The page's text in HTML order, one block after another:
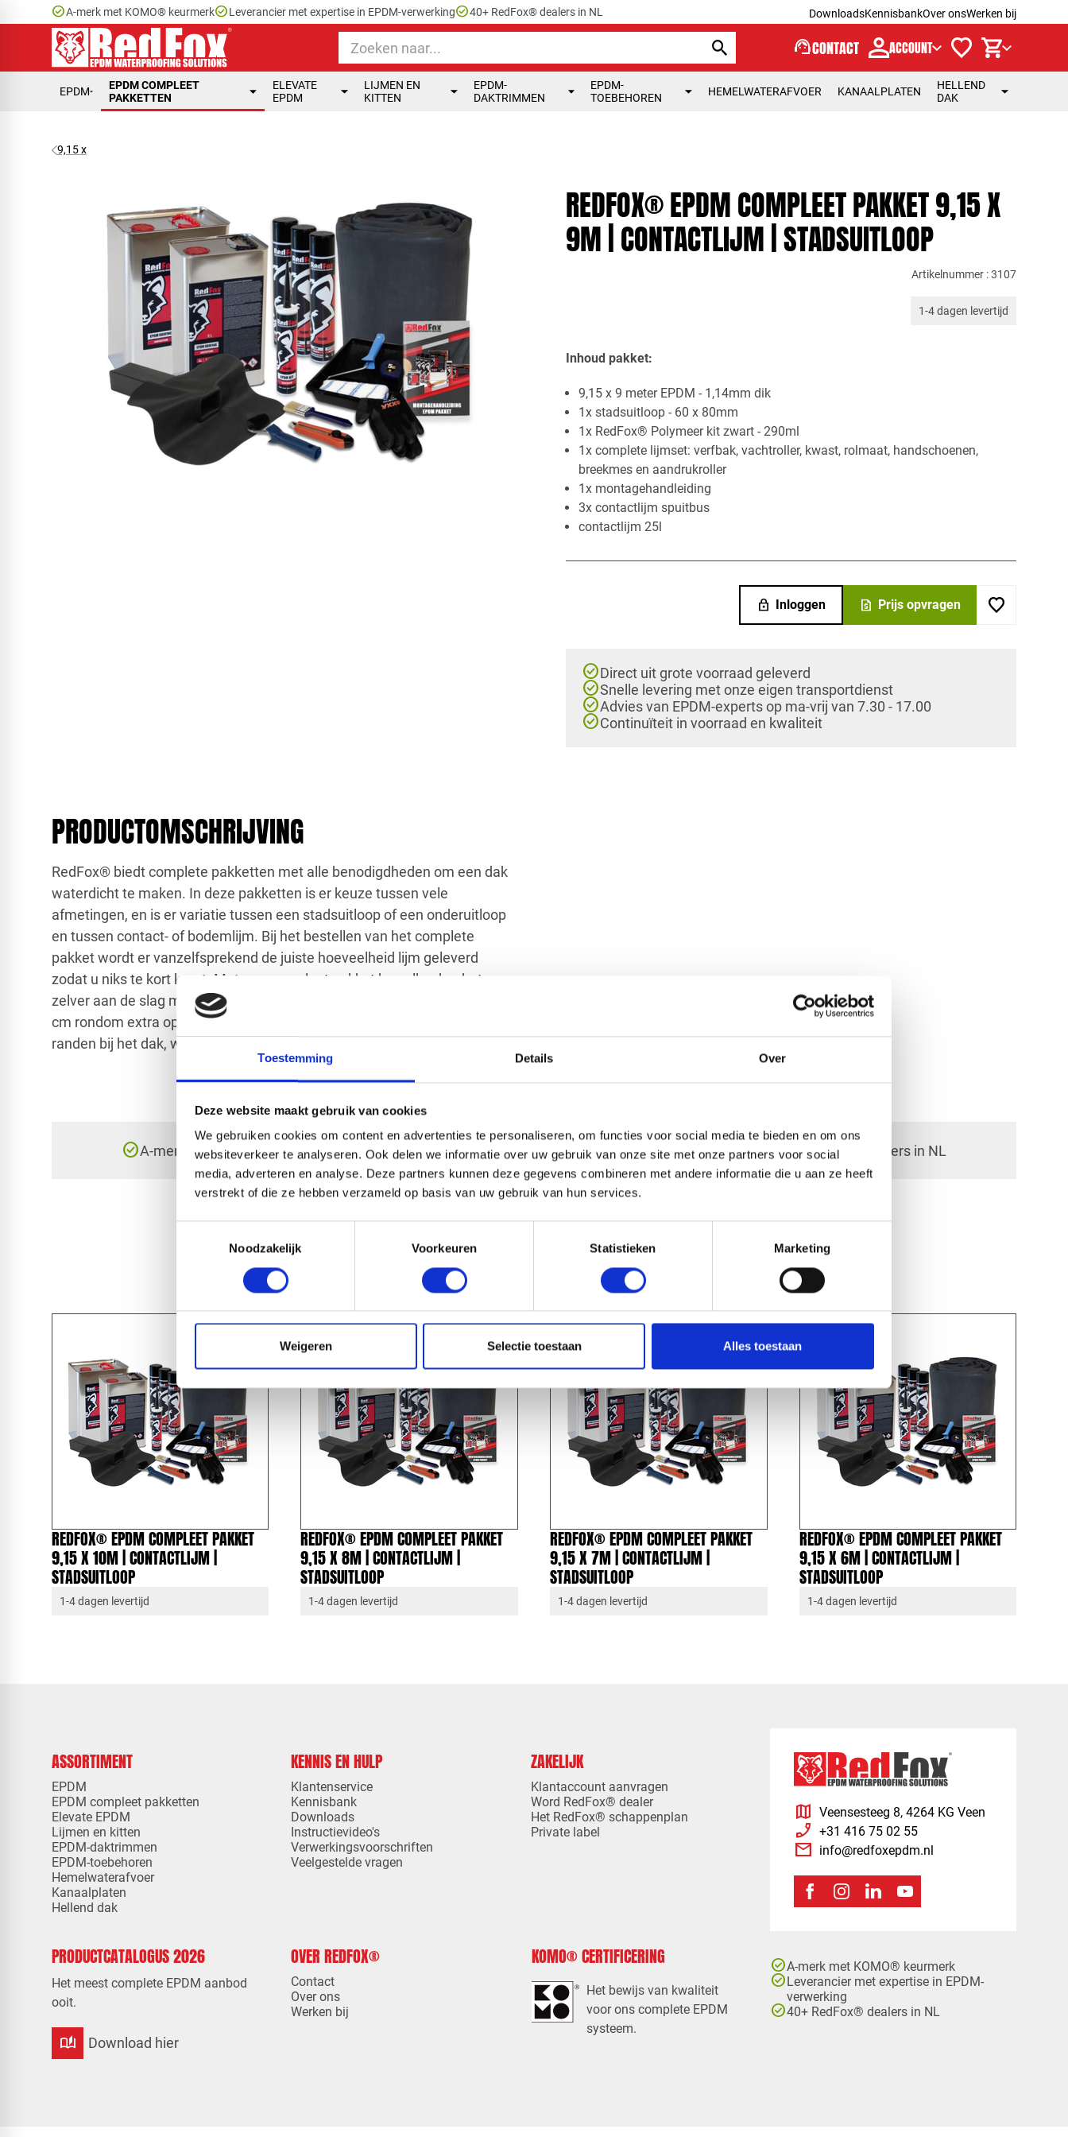
Toestemming Details Over
Deze website maakt gebruik van cookies
We gebruiken cookies om content en advertenties te personaliseren, om functies voor social media te bieden en om ons
websiteverkeer te analyseren. Ook delen we informatie over uw gebruik van onze site met onze partners voor social
media, adverteren en analyse. Deze partners kunnen deze gegevens combineren met andere informatie die u aan ze heeft
verstrekt of die ze hebben verzameld op basis van uw gebruik van hun services.
Noodzakelijk
Voorkeuren Statistieken Marketing
Weigeren Selectie toestaan Alles toestaan
check_circleA-merk met KOMO® keurmerkcheck_circleLeverancier met expertise in EPDM-verwerkingcheck_circle40+ RedFox® dealers in NL DownloadsKennisbankOver onsWerken bij
support_agentCONTACT ACCOUNT
EPDM
EPDM COMPLEET
PAKKETTEN
ELEVATE
EPDM
LIJMEN EN
KITTEN
EPDM-
DAKTRIMMEN
EPDM-
TOEBEHOREN
HEMELWATERAFVOER KANAALPLATEN
HELLEND
DAK
9,15 x
REDFOX® EPDM COMPLEET PAKKET 9,15 X
9M | CONTACTLIJM | STADSUITLOOP
Artikelnummer : 3107
1-4 dagen levertijd
Inhoud p​akket:​
​​9,15 x 9 meter EPDM - 1,14mm dik
1x stadsuitloop - 60 x 80mm
1x RedFox® Polymeer kit zwart - 290ml
1x complete lijmset: verfbak, vachtroller, kwast, rolmaat, handschoenen,
breekmes en aandrukroller
1x montagehandleiding
3x contactlijm spuitbus
contactlijm 25l
lock Inloggen request_quote Prijs opvragen
check_circleDirect uit grote voorraad geleverd
check_circleSnelle levering met onze eigen transportdienst
check_circleAdvies van EPDM-experts op ma-vrij van 7.30 - 17.00
check_circleContinuïteit in voorraad en kwaliteit
PRODUCTOMSCHRIJVING
RedFox® biedt complete pakketten met alle benodigdheden om een dak
waterdicht te maken. In deze pakketten is er keuze tussen vele
afmetingen, en is er variatie tussen een stadsuitloop of een onderuitloop
en tussen contact- of bodemlijm. Bij het bestellen van het complete
pakket wordt er vanzelfsprekend de juiste hoeveelheid lijm geleverd
zodat u niks te kort komt. Met een compleet pakket kan elke doe-het-
zelver aan de slag met EPDM-dakbedekking. Wij raden aan om circa 30
cm rondom extra op te tellen bij de netto dakmaat i.v.m. de opstaande
randen bij het dak, wat zorgt voor overlapping.
check_circleA-merk met KOMO® keurmerk check_circleLeverancier met expertise in EPDM-verwerking check_circle 40+ RedFox® dealers in NL
HANDIG OM ER BIJ TE KOPEN
REDFOX® EPDM COMPLEET PAKKET
9,15 X 10M | CONTACTLIJM |
STADSUITLOOP
1-4 dagen levertijd
REDFOX® EPDM COMPLEET PAKKET
9,15 X 8M | CONTACTLIJM |
STADSUITLOOP
1-4 dagen levertijd
REDFOX® EPDM COMPLEET PAKKET
9,15 X 7M | CONTACTLIJM |
STADSUITLOOP
1-4 dagen levertijd
REDFOX® EPDM COMPLEET PAKKET
9,15 X 6M | CONTACTLIJM |
STADSUITLOOP
1-4 dagen levertijd
ASSORTIMENT
EPDM
EPDM compleet pakketten
Elevate EPDM
Lijmen en kitten
EPDM-daktrimmen
EPDM-toebehoren
Hemelwaterafvoer
Kanaalplaten
Hellend dak
KENNIS EN HULP
Klantenservice
Kennisbank
Downloads
Instructievideo's
Verwerkingsvoorschriften
Veelgestelde vragen
ZAKELIJK
Klantaccount aanvragen
Word RedFox® dealer
Het RedFox® schappenplan
Private label
PRODUCTCATALOGUS 2026
Het meest complete EPDM aanbod
ooit.
auto_stories Download hier
OVER REDFOX®
Contact
Over ons
Werken bij
KOMO® CERTIFICERING
Het bewijs van kwaliteit
voor ons complete EPDM
systeem.
map Veensesteeg 8, 4264 KG Veen
phone_enabled +31 416 75 02 55
mail info@redfoxepdm.nl
check_circleA-merk met KOMO® keurmerk
check_circleLeverancier met expertise in EPDM-
verwerking
check_circle40+ RedFox® dealers in NL